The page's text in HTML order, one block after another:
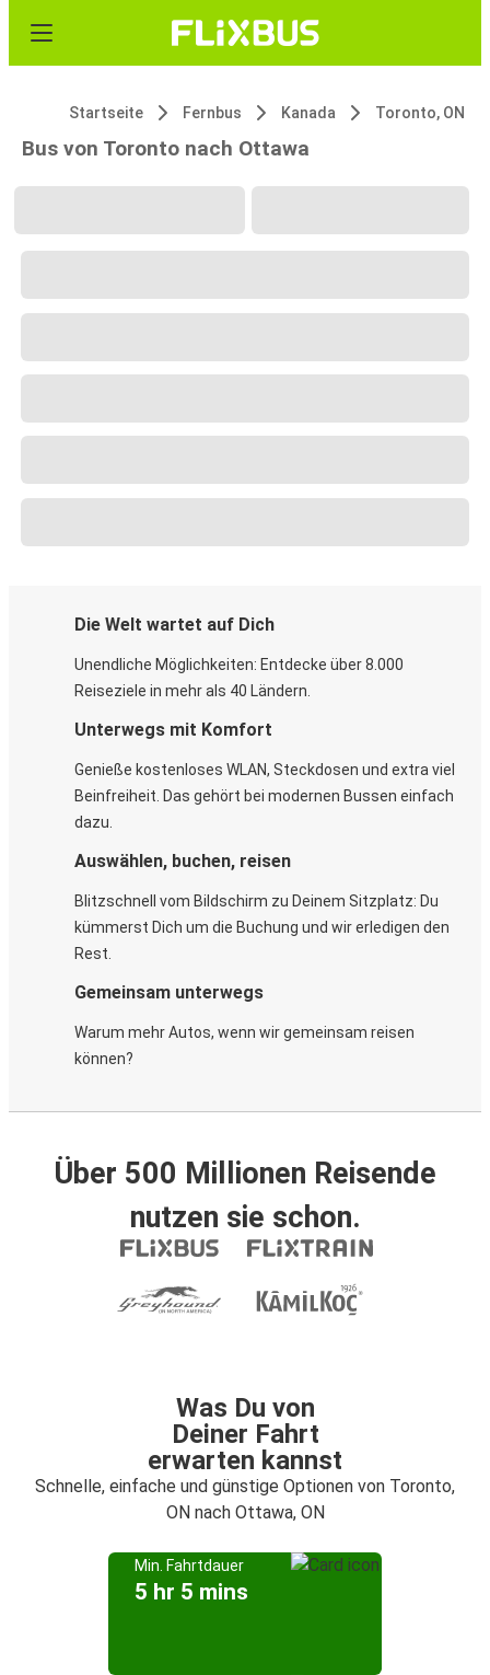
Startseite Fernbus Kanada Toronto, ON
Bus von Toronto nach Ottawa
Die Welt wartet auf Dich
Unendliche Möglichkeiten: Entdecke über 8.000
Reiseziele in mehr als 40 Ländern.
Unterwegs mit Komfort
Genieße kostenloses WLAN, Steckdosen und extra viel
Beinfreiheit. Das gehört bei modernen Bussen einfach
dazu.
Auswählen, buchen, reisen
Blitzschnell vom Bildschirm zu Deinem Sitzplatz: Du
kümmerst Dich um die Buchung und wir erledigen den
Rest.
Gemeinsam unterwegs
Warum mehr Autos, wenn wir gemeinsam reisen
können?
Über 500 Millionen Reisende
nutzen sie schon.
Was Du von
Deiner Fahrt
erwarten kannst
Schnelle, einfache und günstige Optionen von Toronto,
ON nach Ottawa, ON
Min. Fahrtdauer
5 hr 5 mins